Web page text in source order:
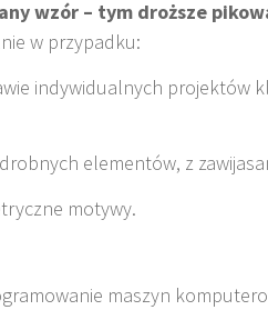
wzór – tym droższe
w przypadku:
indywidualnych projektów
elementów, z
motywy.
maszyn